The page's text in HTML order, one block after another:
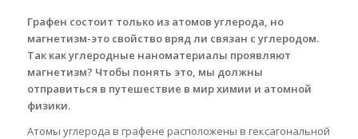
Графен состоит только из атомов углерода, но
магнетизм-это свойство вряд ли связан с углеродом.
Так как углеродные наноматериалы проявляют
магнетизм? Чтобы понять это, мы должны
отправиться в путешествие в мир химии и атомной
физики.
Атомы углерода в графене расположены в гексагональной